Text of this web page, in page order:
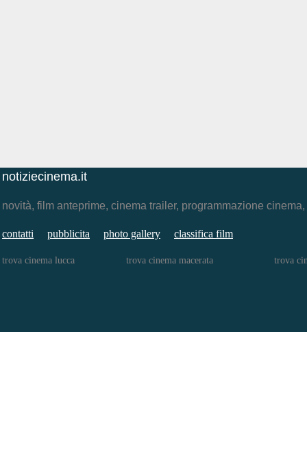
notiziecinema.it
novità, film anteprime, cinema trailer, programmazione
contatti pubblicita photo gallery classifica film
trova cinema lucca trova cinema macerata trova